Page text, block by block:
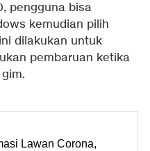
pengguna bisa
kemudian pilih
dilakukan untuk
pembaruan ketika
Lawan Corona,